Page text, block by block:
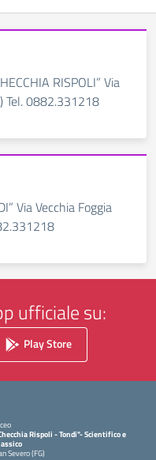
RISPOLI” Via
Tel. 0882.331218
Via Vecchia Foggia
ufficiale su:
Play Store
Rispoli - Tondi"- Scientifico e
Severo (FG)